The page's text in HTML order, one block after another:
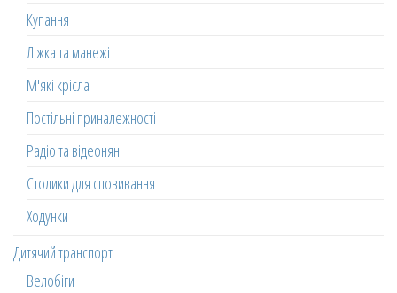
Купання
Ліжка та манежі
М'які крісла
Постільні приналежності
Радіо та відеоняні
Столики для сповивання
Ходунки
Дитячий транспорт
Велобіги